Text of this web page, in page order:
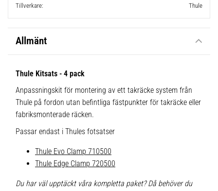
Tillverkare
Thule
Allmänt
Thule Kitsats - 4 pack
Anpassningskit för montering av ett takräcke system från
Thule på fordon utan befintliga fästpunkter för takräcke eller
fabriksmonterade räcken.
Passar endast i Thules fotsatser
Thule Evo Clamp 710500
Thule Edge Clamp 720500
Du har väl upptäckt våra kompletta paket? Då behöver du